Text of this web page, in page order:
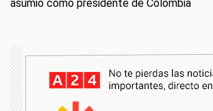
asumió como presidente de Colombia